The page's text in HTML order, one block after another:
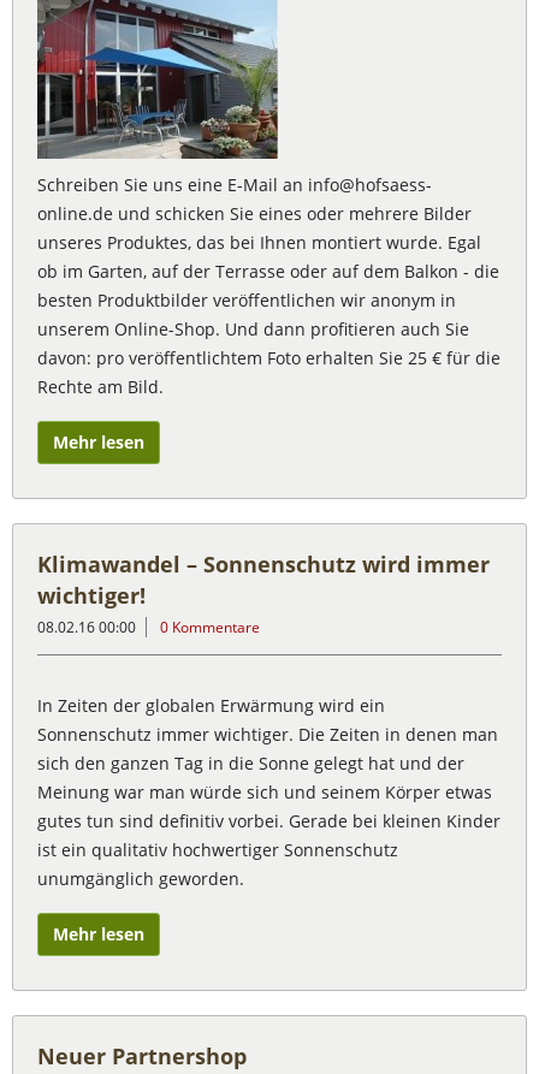
Schreiben Sie uns eine E-Mail an info@hofsaess-
online.de und schicken Sie eines oder mehrere Bilder
unseres Produktes, das bei Ihnen montiert wurde. Egal
ob im Garten, auf der Terrasse oder auf dem Balkon - die
besten Produktbilder veröffentlichen wir anonym in
unserem Online-Shop. Und dann profitieren auch Sie
davon: pro veröffentlichtem Foto erhalten Sie 25 € für die
Rechte am Bild.
Mehr lesen
Klimawandel – Sonnenschutz wird immer
wichtiger!
08.02.16 00:00 0 Kommentare
In Zeiten der globalen Erwärmung wird ein
Sonnenschutz immer wichtiger. Die Zeiten in denen man
sich den ganzen Tag in die Sonne gelegt hat und der
Meinung war man würde sich und seinem Körper etwas
gutes tun sind definitiv vorbei. Gerade bei kleinen Kinder
ist ein qualitativ hochwertiger Sonnenschutz
unumgänglich geworden.
Mehr lesen
Neuer Partnershop